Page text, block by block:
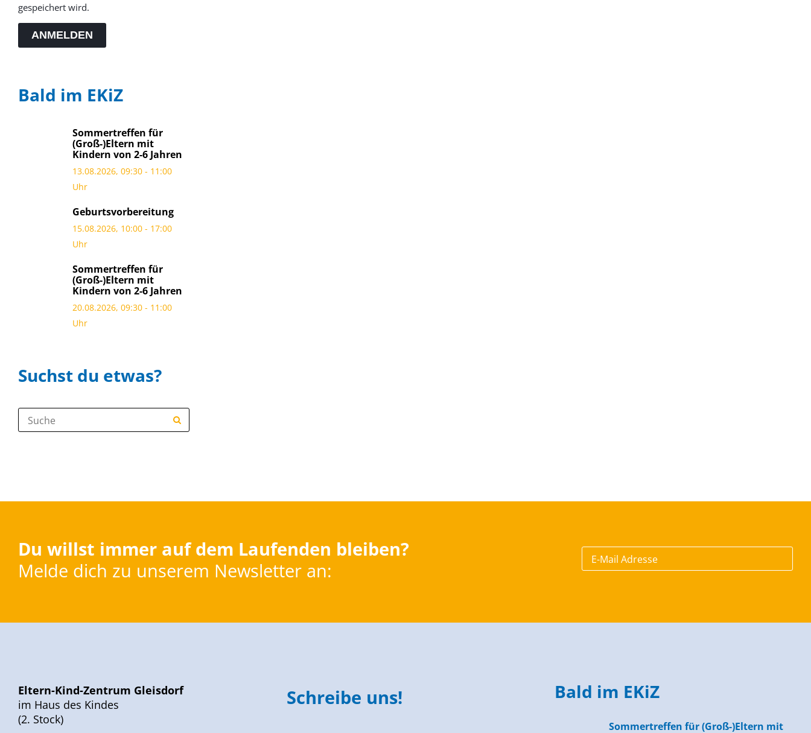
gespeichert wird.
ANMELDEN
Bald im EKiZ
Sommertreffen für
(Groß-)Eltern mit
Kindern von 2-6 Jahren
13.08.2026, 09:30 - 11:00
Uhr
Geburtsvorbereitung
15.08.2026, 10:00 - 17:00
Uhr
Sommertreffen für
(Groß-)Eltern mit
Kindern von 2-6 Jahren
20.08.2026, 09:30 - 11:00
Uhr
Suchst du etwas?
Suche:
Du willst immer auf dem Laufenden bleiben?
Melde dich zu unserem Newsletter an:
Eltern-Kind-Zentrum Gleisdorf
im Haus des Kindes
(2. Stock)
Schreibe uns! Bald im EKiZ
Sommertreffen für (Groß-)Eltern mit